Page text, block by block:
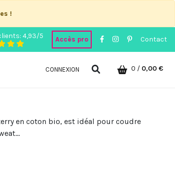
!
4,93/5 Accès pro Contact
CONNEXION 0 / 0,00 €
en coton bio, est idéal pour coudre